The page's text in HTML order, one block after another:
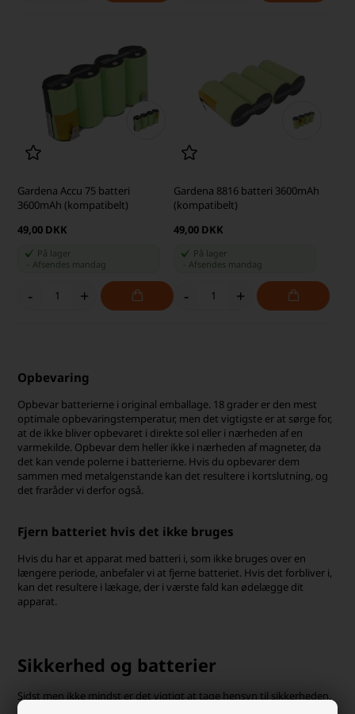
Gardena Accu 75 batteri
3600mAh (kompatibelt)
49,00 DKK
På lager
Afsendes mandag
- +
Gardena 8816 batteri 3600mAh
(kompatibelt)
49,00 DKK
På lager
Afsendes mandag
- +
Opbevaring
Opbevar batterierne i original emballage. 18 grader er den mest
optimale opbevaringstemperatur, men det vigtigste er at sørge for,
at de ikke bliver opbevaret i direkte sol eller i nærheden af en
varmekilde. Opbevar dem heller ikke i nærheden af magneter, da
det kan vende polerne i batterierne. Hvis du opbevarer dem
sammen med metalgenstande kan det resultere i kortslutning, og
det fraråder vi derfor også.
Fjern batteriet hvis det ikke bruges
Hvis du har et apparat med batteri i, som ikke bruges over en
længere periode, anbefaler vi at fjerne batteriet. Hvis det forbliver i,
kan det resultere i lækage, der i værste fald kan ødelægge dit
apparat.
Sikkerhed og batterier
Sidst men ikke mindst er det vigtigt at tage hensyn til sikkerheden,
når du har med batterier at gøre. Der er nogle få retningslinjer, vi